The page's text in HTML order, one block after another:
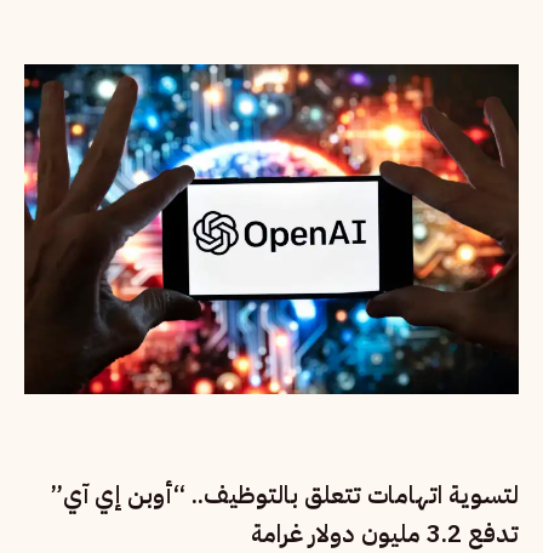
لتسوية اتهامات تتعلق بالتوظيف.. “أوبن إي آي”
تدفع 3.2 مليون دولار غرامة